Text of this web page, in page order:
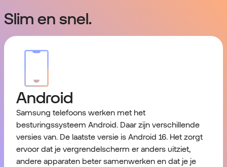
Slim en snel.
Android
Samsung telefoons werken met het
besturingssysteem Android. Daar zijn verschillende
versies van. De laatste versie is Android 16. Het zorgt
ervoor dat je vergrendelscherm er anders uitziet,
andere apparaten beter samenwerken en dat je je